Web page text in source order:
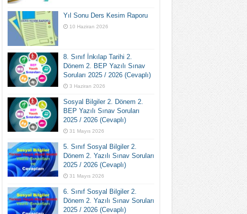
Yıl Sonu Ders Kesim Raporu
10 Haziran 2026
8. Sınıf İnkılap Tarihi 2.
Dönem 2. BEP Yazılı Sınav
Soruları 2025 / 2026 (Cevaplı)
3 Haziran 2026
Sosyal Bilgiler 2. Dönem 2.
BEP Yazılı Sınav Soruları
2025 / 2026 (Cevaplı)
31 Mayıs 2026
5. Sınıf Sosyal Bilgiler 2.
Dönem 2. Yazılı Sınav Soruları
2025 / 2026 (Cevaplı)
31 Mayıs 2026
6. Sınıf Sosyal Bilgiler 2.
Dönem 2. Yazılı Sınav Soruları
2025 / 2026 (Cevaplı)